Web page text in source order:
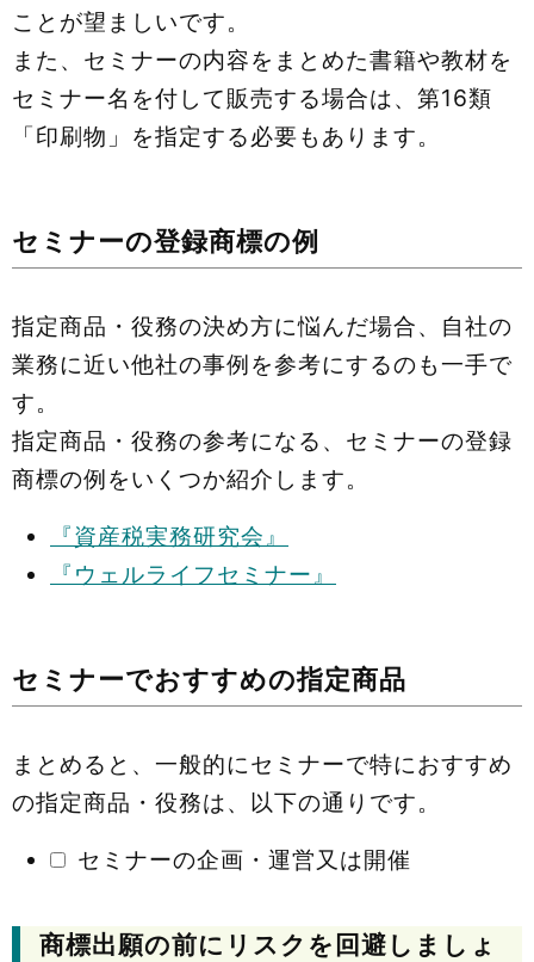
ことが望ましいです。
また、セミナーの内容をまとめた書籍や教材を
セミナー名を付して販売する場合は、第16類
「印刷物」を指定する必要もあります。
セミナーの登録商標の例
指定商品・役務の決め方に悩んだ場合、自社の
業務に近い他社の事例を参考にするのも一手で
す。
指定商品・役務の参考になる、セミナーの登録
商標の例をいくつか紹介します。
『資産税実務研究会』
『ウェルライフセミナー』
セミナーでおすすめの指定商品
まとめると、一般的にセミナーで特におすすめ
の指定商品・役務は、以下の通りです。
セミナーの企画・運営又は開催
商標出願の前にリスクを回避しましょ